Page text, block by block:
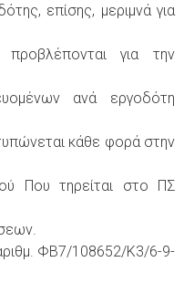
επίσης, μεριμνά για
προβλέπονται για την
ανά εργοδότη
κάθε φορά στην
Που τηρείται στο ΠΣ
ΦΒ7/108652/Κ3/6-9-